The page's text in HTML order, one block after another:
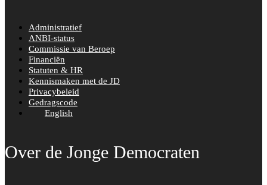
Administratief
ANBI-status
Commissie van Beroep
Financiën
Statuten & HR
Kennismaken met de JD
Privacybeleid
Gedragscode
English
Over de Jonge Democraten